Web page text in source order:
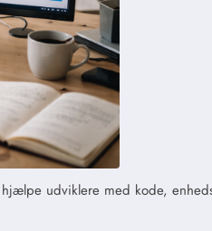
udviklere med kode,